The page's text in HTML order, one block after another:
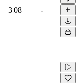
3:08 -